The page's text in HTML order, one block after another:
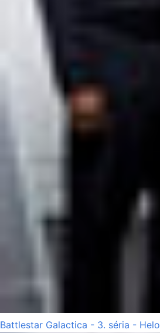
Battlestar Galactica - 3. séria - Helo